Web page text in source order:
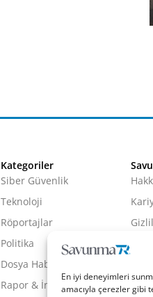
En iyi deneyimleri
amacıyla çerezler gibi
Kategoriler
Siber Güvenlik
Teknoloji
Röportajlar
Politika
Dosya Haber
Rapor & İnfografik